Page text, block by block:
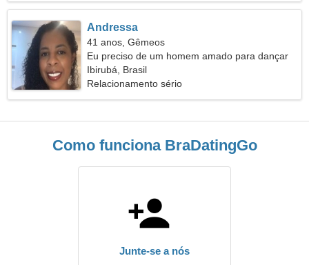
Andressa
41 anos, Gêmeos
Eu preciso de um homem amado para dançar
juntos
Ibirubá, Brasil
Relacionamento sério
Como funciona BraDatingGo
Junte-se a nós